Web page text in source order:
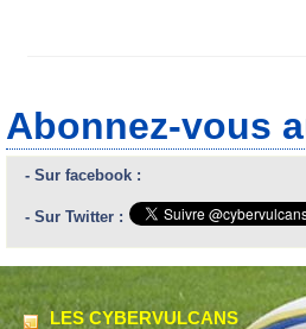
Abonnez-vous
- Sur facebook :
- Sur Twitter :
LES CYBERVULCANS